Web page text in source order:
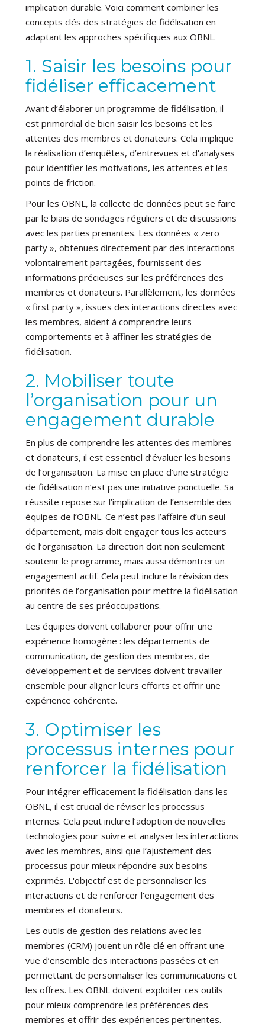
implication durable. Voici comment combiner les
concepts clés des stratégies de fidélisation en
adaptant les approches spécifiques aux OBNL.
1. Saisir les besoins pour
fidéliser efficacement
Avant d’élaborer un programme de fidélisation, il
est primordial de bien saisir les besoins et les
attentes des membres et donateurs. Cela implique
la réalisation d’enquêtes, d’entrevues et d'analyses
pour identifier les motivations, les attentes et les
points de friction.
Pour les OBNL, la collecte de données peut se faire
par le biais de sondages réguliers et de discussions
avec les parties prenantes. Les données « zero
party », obtenues directement par des interactions
volontairement partagées, fournissent des
informations précieuses sur les préférences des
membres et donateurs. Parallèlement, les données
« first party », issues des interactions directes avec
les membres, aident à comprendre leurs
comportements et à affiner les stratégies de
fidélisation.
2. Mobiliser toute
l’organisation pour un
engagement durable
En plus de comprendre les attentes des membres
et donateurs, il est essentiel d’évaluer les besoins
de l’organisation. La mise en place d’une stratégie
de fidélisation n’est pas une initiative ponctuelle. Sa
réussite repose sur l’implication de l’ensemble des
équipes de l’OBNL. Ce n’est pas l’affaire d’un seul
département, mais doit engager tous les acteurs
de l’organisation. La direction doit non seulement
soutenir le programme, mais aussi démontrer un
engagement actif. Cela peut inclure la révision des
priorités de l’organisation pour mettre la fidélisation
au centre de ses préoccupations.
Les équipes doivent collaborer pour offrir une
expérience homogène : les départements de
communication, de gestion des membres, de
développement et de services doivent travailler
ensemble pour aligner leurs efforts et offrir une
expérience cohérente.
3. Optimiser les
processus internes pour
renforcer la fidélisation
Pour intégrer efficacement la fidélisation dans les
OBNL, il est crucial de réviser les processus
internes. Cela peut inclure l’adoption de nouvelles
technologies pour suivre et analyser les interactions
avec les membres, ainsi que l’ajustement des
processus pour mieux répondre aux besoins
exprimés. L'objectif est de personnaliser les
interactions et de renforcer l'engagement des
membres et donateurs.
Les outils de gestion des relations avec les
membres (CRM) jouent un rôle clé en offrant une
vue d’ensemble des interactions passées et en
permettant de personnaliser les communications et
les offres. Les OBNL doivent exploiter ces outils
pour mieux comprendre les préférences des
membres et offrir des expériences pertinentes.